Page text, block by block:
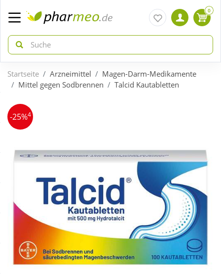
zurück
ÜBERSICHT AKTIONEN
Schnäppchen
zurück
ÜBERSICHT KATEGORIEN
Körperpflege & Kosmetik
Liebe & Erotik
0
Startseite Arzneimittel
Magen-Darm-Medikamente
Mittel gegen Sodbrennen
Talcid Kautabletten
-25%4